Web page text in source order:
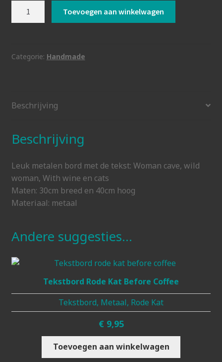
Toevoegen aan winkelwagen
Categorie: Handmade
Beschrijving
Beschrijving
Leuk metalen bord met de tekst: Woman cave, wild
woman, With wine en cats
Maten: 30cm breed en 40cm hoog
Materiaal: metaal
Andere suggesties…
Tekstbord Rode Kat Before Coffee
Tekstbord, Metaal, Rode Kat
€ 9,95
Toevoegen aan winkelwagen